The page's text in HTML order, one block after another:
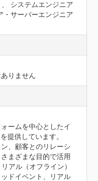
システムエンジニア
・サーバーエンジニア
りません
ームを中心としたイ
提供しています。
、顧客とのリレーシ
まざまな目的で活用
アル（オフライン）
ドイベント、リアル